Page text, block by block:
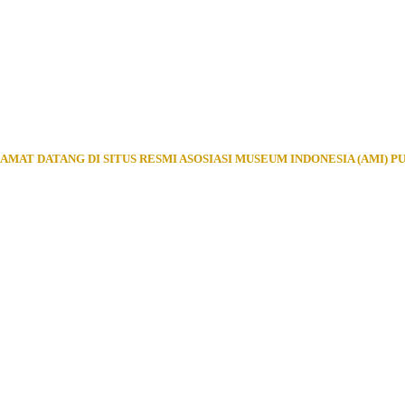
DATANG DI SITUS RESMI ASOSIASI MUSEUM INDONESIA (AMI)